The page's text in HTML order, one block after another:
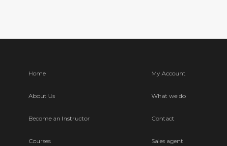
Home
About Us
Become an Instructor
Courses
My Account
What we do
Contact
Sales agent